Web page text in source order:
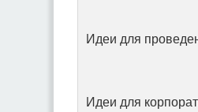
Идеи для
Идеи для